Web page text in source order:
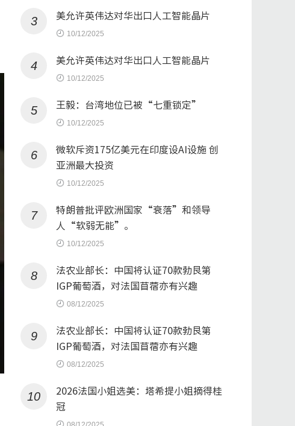
3 美允许英伟达对华出口人工智能晶片
10/12/2025
4 美允许英伟达对华出口人工智能晶片
10/12/2025
5 王毅：台湾地位已被“七重锁定”
10/12/2025
6
微软斥资175亿美元在印度设AI设施 创
亚洲最大投资
10/12/2025
7
特朗普批评欧洲国家“衰落”和领导
人“软弱无能”。
10/12/2025
8
法农业部长：中国将认证70款勃艮第
IGP葡萄酒，对法国苜蓿亦有兴趣
08/12/2025
9
法农业部长：中国将认证70款勃艮第
IGP葡萄酒，对法国苜蓿亦有兴趣
08/12/2025
10
2026法国小姐选美：塔希提小姐摘得桂
冠